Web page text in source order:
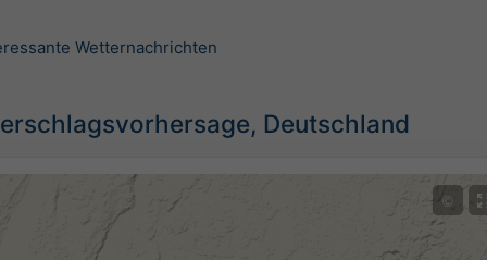
Wetternachrichten
Deutschland
©